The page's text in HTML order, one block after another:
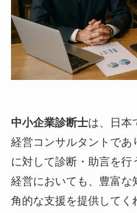
中小企業診断士は、日本
経営コンサルタントであ
に対して診断・助言を
経営においても、豊富な
角的な支援を提供してく